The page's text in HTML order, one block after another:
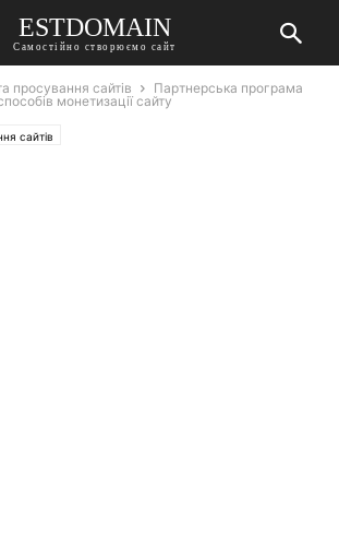
ESTDOMAIN
Самостійно створюємо сайт
просування сайтів
Партнерська програма
монетизації сайту
сайтів